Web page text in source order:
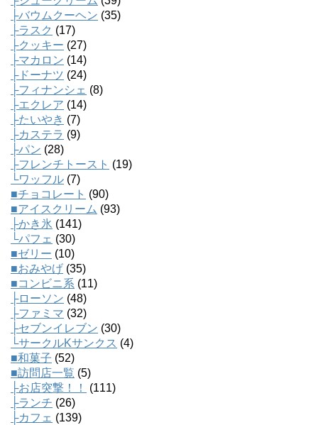
├バウムクーヘン (35)
├ラスク (17)
├クッキー (27)
├マカロン (14)
├ドーナツ (24)
├フィナンシェ (8)
├エクレア (14)
├たいやき (7)
├カステラ (9)
├パン (28)
├フレンチトースト (19)
└ワッフル (7)
■チョコレート (90)
■アイスクリーム (93)
├かき氷 (141)
└パフェ (30)
■ゼリー (10)
■おみやげ (35)
■コンビニ系 (11)
├ローソン (48)
├ファミマ (32)
├セブンイレブン (30)
└サークルKサンクス (4)
■和菓子 (52)
■訪問店一覧 (5)
├お店突撃！！
(111)
├ランチ (26)
├カフェ (139)